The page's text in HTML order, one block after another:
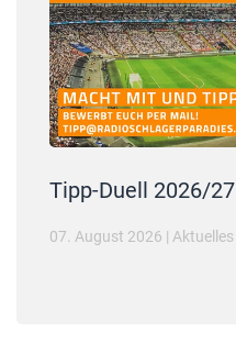
Tipp-Duell 2026/27
07. August 2026 | Aktuelles